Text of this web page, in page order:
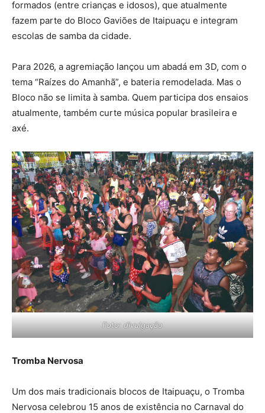
formados (entre crianças e idosos), que atualmente
fazem parte do Bloco Gaviões de Itaipuaçu e integram
escolas de samba da cidade.
Para 2026, a agremiação lançou um abadá em 3D, com o
tema “Raízes do Amanhã”, e bateria remodelada. Mas o
Bloco não se limita à samba. Quem participa dos ensaios
atualmente, também curte música popular brasileira e
axé.
Foto: divulgação
Tromba Nervosa
Um dos mais tradicionais blocos de Itaipuaçu, o Tromba
Nervosa celebrou 15 anos de existência no Carnaval do